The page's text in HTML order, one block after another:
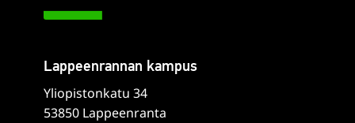
Lappeenrannan kampus
Yliopistonkatu 34
53850 Lappeenranta